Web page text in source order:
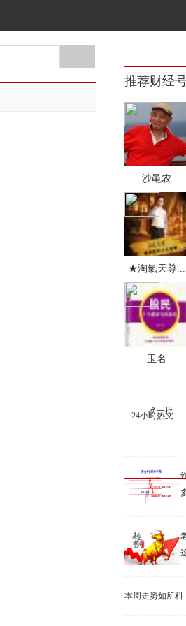
推荐财经
沙黾农
★淘氣天尊...
玉名
24小时热文
换一批
本周走势如所料